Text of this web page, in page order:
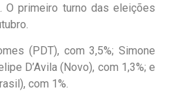
O primeiro turno das eleições
(PDT), com 3,5%; Simone
D’Avila (Novo), com 1,3%; e
com 1%.